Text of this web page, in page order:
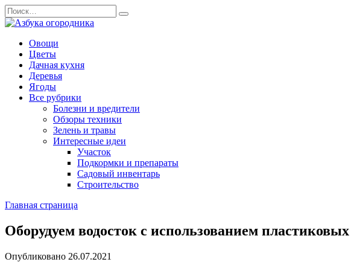
Перейти
к
содержанию
Search
for:
Овощи
Цветы
Дачная кухня
Деревья
Ягоды
Все рубрики
Болезни и вредители
Обзоры техники
Зелень и травы
Интересные идеи
Участок
Подкормки и препараты
Садовый инвентарь
Строительство
Главная страница
Оборудуем водосток с использованием
Опубликовано 26.07.2021